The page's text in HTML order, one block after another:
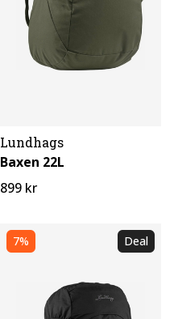
Lundhags
Baxen 22L
899 kr
7% Deal